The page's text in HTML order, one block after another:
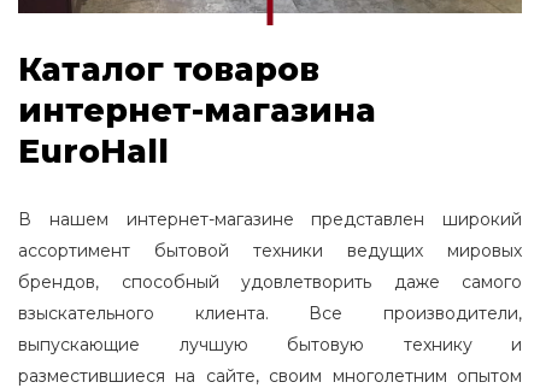
Каталог товаров
интернет-магазина
EuroHall
В нашем интернет-магазине представлен широкий
ассортимент бытовой техники ведущих мировых
брендов, способный удовлетворить даже самого
взыскательного клиента. Все производители,
выпускающие лучшую бытовую технику и
разместившиеся на сайте, своим многолетним опытом